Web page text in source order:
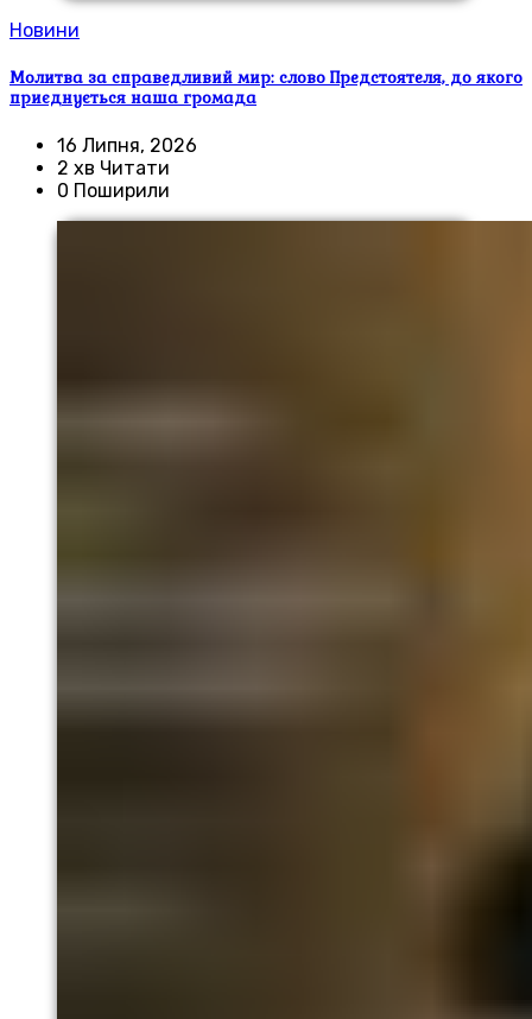
Новини
Молитва за справедливий мир: слово Предстоятеля, до якого
приєднується наша громада
16 Липня, 2026
2 хв Читати
0 Поширили